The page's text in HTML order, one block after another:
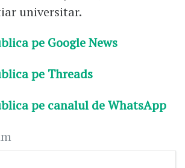
universitar.
pe Google News
pe Threads
pe canalul de WhatsApp